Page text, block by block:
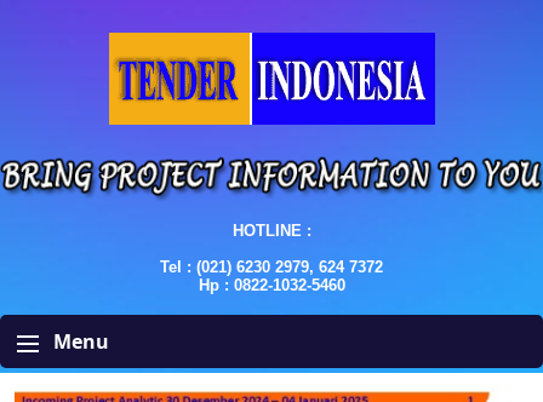
HOTLINE :
Tel : (021) 6230 2979, 624 7372
Hp : 0822-1032-5460
Menu